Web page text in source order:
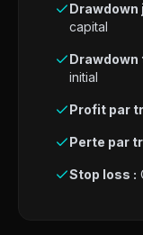
Drawdown
capital
Drawdown
initial
Profit par
Perte par
Stop loss :